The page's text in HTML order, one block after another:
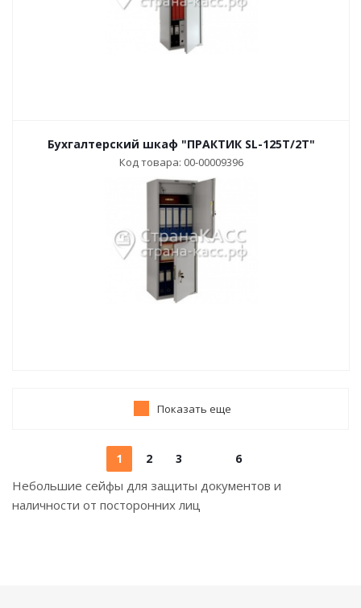
Бухгалтерский шкаф "ПРАКТИК SL-125T/2T"
Код товара: 00-00009396
Показать еще
1 2 3 6
Небольшие сейфы для защиты документов и
наличности от посторонних лиц